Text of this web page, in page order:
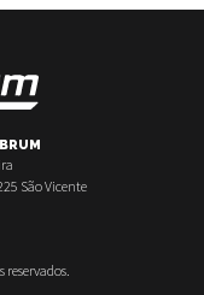
São Vicente
reservados.